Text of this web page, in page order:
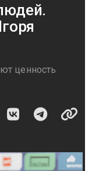
ценность